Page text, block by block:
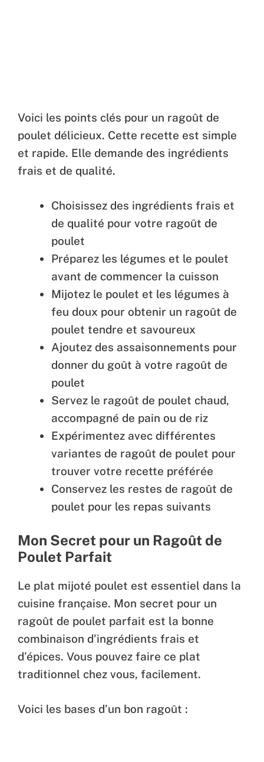
Voici les points clés pour un ragoût de
poulet délicieux. Cette recette est simple
et rapide. Elle demande des ingrédients
frais et de qualité.
Choisissez des ingrédients frais et
de qualité pour votre ragoût de
poulet
Préparez les légumes et le poulet
avant de commencer la cuisson
Mijotez le poulet et les légumes à
feu doux pour obtenir un ragoût de
poulet tendre et savoureux
Ajoutez des assaisonnements pour
donner du goût à votre ragoût de
poulet
Servez le ragoût de poulet chaud,
accompagné de pain ou de riz
Expérimentez avec différentes
variantes de ragoût de poulet pour
trouver votre recette préférée
Conservez les restes de ragoût de
poulet pour les repas suivants
Mon Secret pour un Ragoût de
Poulet Parfait
Le plat mijoté poulet est essentiel dans la
cuisine française. Mon secret pour un
ragoût de poulet parfait est la bonne
combinaison d’ingrédients frais et
d’épices. Vous pouvez faire ce plat
traditionnel chez vous, facilement.
Voici les bases d’un bon ragoût :